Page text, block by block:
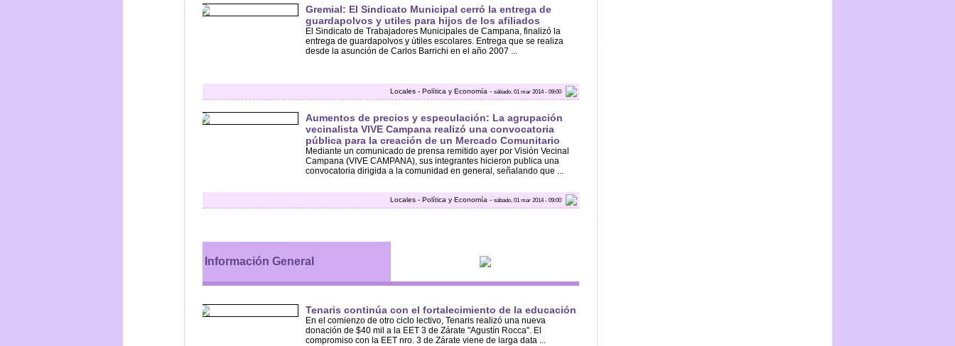
Gremial: El Sindicato Municipal cerró la entrega de
guardapolvos y utiles para hijos de los afiliados
El Sindicato de Trabajadores Municipales de Campana, finalizó la
entrega de guardapolvos y útiles escolares. Entrega que se realiza
desde la asunción de Carlos Barrichi en el año 2007 ...
Locales - Política y Economía - sábado, 01 mar 2014 - 09:00
Aumentos de precios y especulación: La agrupación
vecinalista VIVE Campana realizó una convocatoria
pública para la creación de un Mercado Comunitario
Mediante un comunicado de prensa remitido ayer por Visión Vecinal
Campana (VIVE CAMPANA), sus integrantes hicieron publica una
convocatoria dirigida a la comunidad en general, señalando que ...
Locales - Política y Economía - sábado, 01 mar 2014 - 09:00
Información General
Tenaris continúa con el fortalecimiento de la educación
En el comienzo de otro ciclo lectivo, Tenaris realizó una nueva
donación de $40 mil a la EET 3 de Zárate "Agustín Rocca". El
compromiso con la EET nro. 3 de Zárate viene de larga data ...